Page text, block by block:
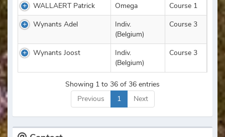
WALLAERT Patrick
Omega
Course 1
Wynants Adel
Indiv.
(Belgium)
Course 3
Wynants Joost
Indiv.
(Belgium)
Course 3
Showing 1 to 36 of 36 entries
Previous
1 Next